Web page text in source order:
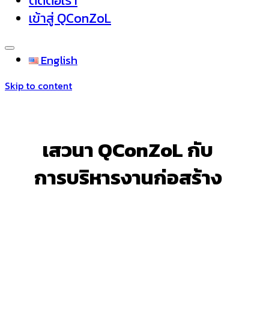
เข้าสู่ QConZoL
English
Skip to content
เสวนา QConZoL กับ
การบริหารงานก่อสร้าง